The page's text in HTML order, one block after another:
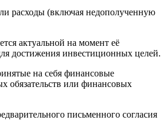
расходы (включая недополученную
актуальной на момент её
достижения инвестиционных целей.
на себя финансовые
обязательств или финансовых
письменного согласия